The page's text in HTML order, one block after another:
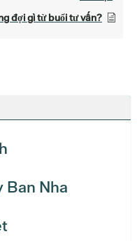
Ban Nha
đợi gì từ buổi tư vấn?